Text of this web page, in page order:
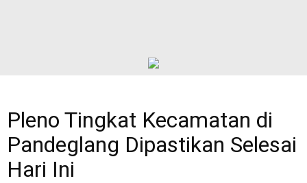
Pleno Tingkat Kecamatan di
Pandeglang Dipastikan Selesai
Hari Ini